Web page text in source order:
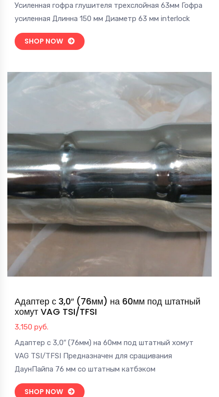
Усиленная гофра глушителя трехслойная 63мм Гофра
усиленная Длинна 150 мм Диаметр 63 мм interlock
SHOP NOW
Адаптер с 3,0″ (76мм) на 60мм под штатный
хомут VAG TSI/TFSI
3,150 руб.
Адаптер с 3,0″ (76мм) на 60мм под штатный хомут
VAG TSI/TFSI Предназначен для сращивания
ДаунПайпа 76 мм со штатным катбэком
SHOP NOW